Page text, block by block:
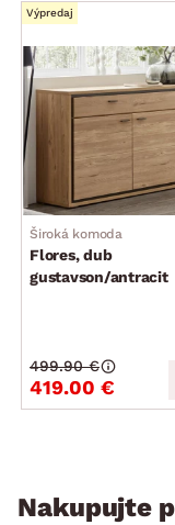
Výpredaj
Široká komoda
Flores, dub
gustavson/antracit
419.00 €
499.90 €
Nakupujte